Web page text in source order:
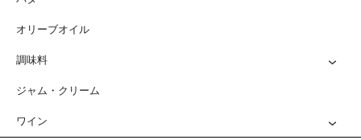
オリーブオイル
調味料
ジャム・クリーム
ワイン